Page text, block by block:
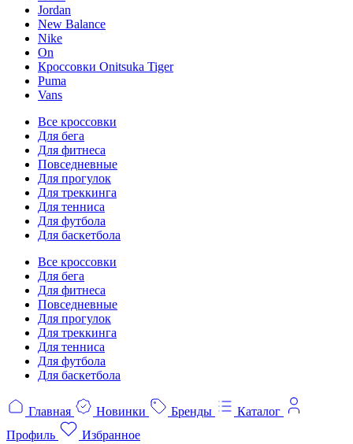
Jordan
New Balance
Nike
On
Кроссовки Onitsuka Tiger
Puma
Vans
Все кроссовки
Для бега
Для фитнеса
Повседневные
Для прогулок
Для треккинга
Для тенниса
Для футбола
Для баскетбола
Все кроссовки
Для бега
Для фитнеса
Повседневные
Для прогулок
Для треккинга
Для тенниса
Для футбола
Для баскетбола
Главная Новинки Бренды
Каталог
Профиль
Избранное